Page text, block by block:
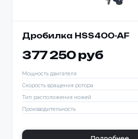
Дробилка HSS400-AF
377 250 руб
Мощность двигателя
Скорость вращения ротора
Тип расположения ножей
Производительность